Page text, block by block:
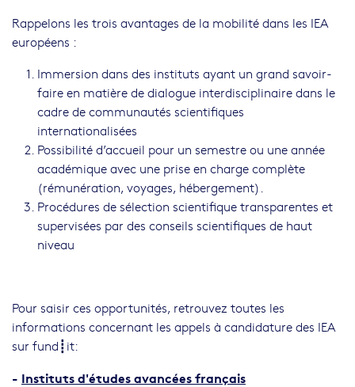
Rappelons les trois avantages de la mobilité dans les IEA
européens :
Immersion dans des instituts ayant un grand savoir-
faire en matière de dialogue interdisciplinaire dans le
cadre de communautés scientifiques
internationalisées
Possibilité d’accueil pour un semestre ou une année
académique avec une prise en charge complète
(rémunération, voyages, hébergement).
Procédures de sélection scientifique transparentes et
supervisées par des conseils scientifiques de haut
niveau
Pour saisir ces opportunités, retrouvez toutes les
informations concernant les appels à candidature des IEA
sur fund┋it:
- Instituts d'études avancées français